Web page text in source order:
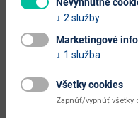
váha s obalom dodávateľa
typové označenie
dodáva sa
montáž
2 služby
Marketingové
1 služba
Všetky cookies
Zapnúť/vypnúť všetky